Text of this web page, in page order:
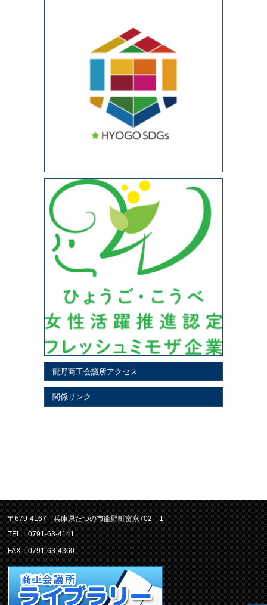
龍野商工会議所アクセス
関係リンク
〒679-4167 兵庫県たつの市龍野町富永702－1
TEL：0791-63-4141
FAX：0791-63-4360